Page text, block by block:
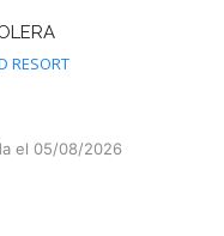
RESORT
el 05/08/2026